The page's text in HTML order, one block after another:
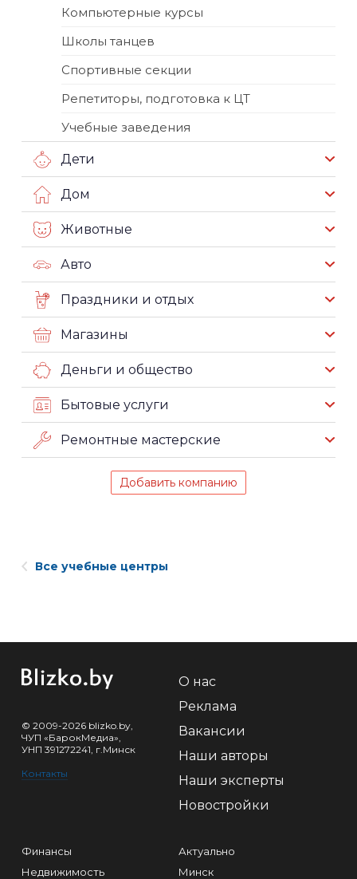
Компьютерные курсы
Школы танцев
Спортивные секции
Репетиторы, подготовка к ЦТ
Учебные заведения
Дети
Дом
Животные
Авто
Праздники и отдых
Магазины
Деньги и общество
Бытовые услуги
Ремонтные мастерские
Добавить компанию
Все учебные центры
© 2009-2026 blizko.by,
ЧУП «БарокМедиа»,
УНП 391272241, г.Минск
Контакты
О нас
Реклама
Вакансии
Наши авторы
Наши эксперты
Новостройки
Финансы
Недвижимость
Актуально
Минск